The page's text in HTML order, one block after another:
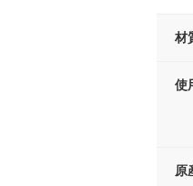
材
使
原